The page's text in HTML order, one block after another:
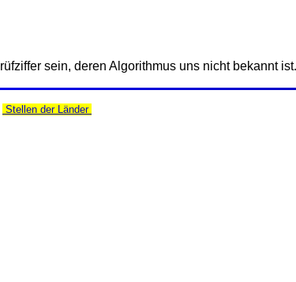
sein, deren Algorithmus uns nicht bekannt ist.
Stellen der Länder